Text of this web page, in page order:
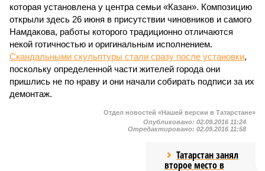
которая установлена у центра семьи «Казан». Композицию
открыли здесь 26 июня в присутствии чиновников и самого
Намдакова, работы которого традиционно отличаются
некой готичностью и оригинальным исполнением.
Скандальными скульптуры стали сразу после установки,
поскольку определенной части жителей города они
пришлись не по нраву и они начали собирать подписи за их
демонтаж.
Отдел новостей «Нашей версии в Татарстане»
Опубликовано: 02.09.2016 11:24
Отредактировано: 02.09.2016 11:58
Татарстан занял
второе место в